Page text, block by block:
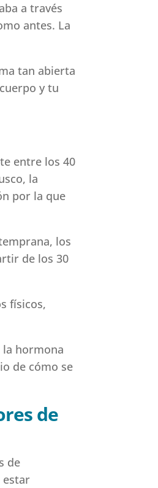
a través
antes. La
tan abierta
y tu
entre los 40
la
por la que
los
de los 30
físicos,
la hormona
de cómo se
de
de
estar